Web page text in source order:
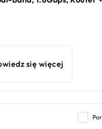
się więcej